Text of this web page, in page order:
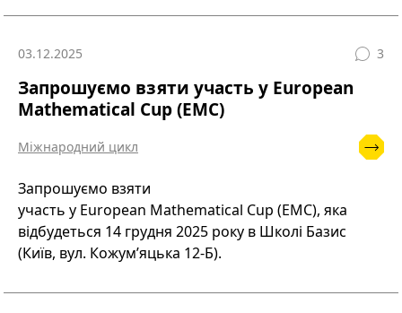
03.12.2025 3
Запрошуємо взяти участь у European
Mathematical Cup (EMC)
Міжнародний цикл
Запрошуємо взяти
участь у European Mathematical Cup (EMC), яка
відбудеться 14 грудня 2025 року в Школі Базис
(Київ, вул. Кожум’яцька 12-Б).